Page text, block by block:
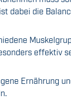
die
effektiv
Ernährung